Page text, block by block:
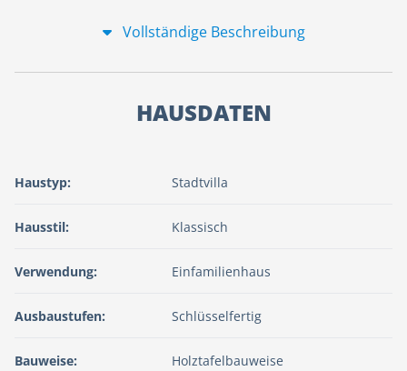
Vollständige Beschreibung
HAUSDATEN
Haustyp: Stadtvilla
Hausstil: Klassisch
Verwendung: Einfamilienhaus
Ausbaustufen: Schlüsselfertig
Bauweise: Holztafelbauweise